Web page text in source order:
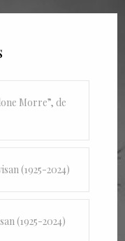
Morre”, de
(1925-2024)
(1925-2024)